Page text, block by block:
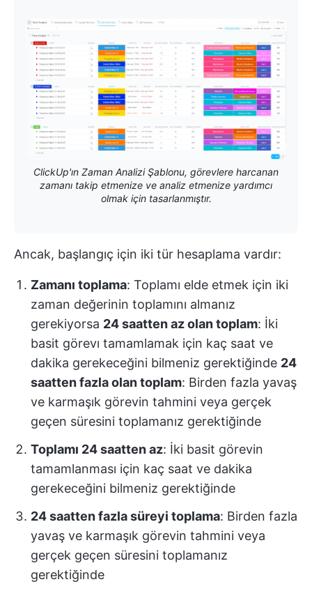
ClickUp'ın Zaman Analizi Şablonu, görevlere harcanan
zamanı takip etmenize ve analiz etmenize yardımcı
olmak için tasarlanmıştır.
Ancak, başlangıç için iki tür hesaplama vardır:
Zamanı toplama: Toplamı elde etmek için iki
zaman değerinin toplamını almanız
gerekiyorsa 24 saatten az olan toplam: İki
basit görevı tamamlamak için kaç saat ve
dakika gerekeceğini bilmeniz gerektiğinde 24
saatten fazla olan toplam: Birden fazla yavaş
ve karmaşık görevin tahmini veya gerçek
geçen süresini toplamanız gerektiğinde
Toplamı 24 saatten az: İki basit görevin
tamamlanması için kaç saat ve dakika
gerekeceğini bilmeniz gerektiğinde
24 saatten fazla süreyi toplama: Birden fazla
yavaş ve karmaşık görevin tahmini veya
gerçek geçen süresini toplamanız
gerektiğinde